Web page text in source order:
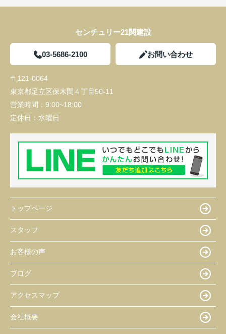
センチュリー21関建設
03-5686-2100 お問い合わせ
〒121-0064
東京都足立区保木間４丁目50-11
営業時間： 9:00~18:00
定休日： 水曜日
トップページ
スタッフ
お客様の声
ブログ
アクセスマップ
会社概要